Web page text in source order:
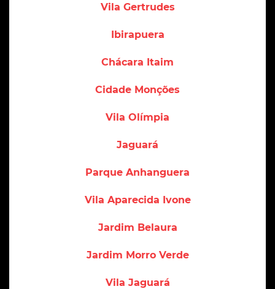
Vila Gertrudes
Ibirapuera
Chácara Itaim
Cidade Monções
Vila Olímpia
Jaguará
Parque Anhanguera
Vila Aparecida Ivone
Jardim Belaura
Jardim Morro Verde
Vila Jaguará